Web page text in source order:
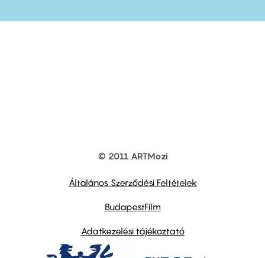
© 2011 ARTMozi
Általános Szerződési Feltételek
BudapestFilm
Adatkezelési tájékoztató